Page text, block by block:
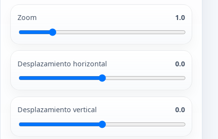
Zoom 1.0
Desplazamiento horizontal 0.0
Desplazamiento vertical 0.0